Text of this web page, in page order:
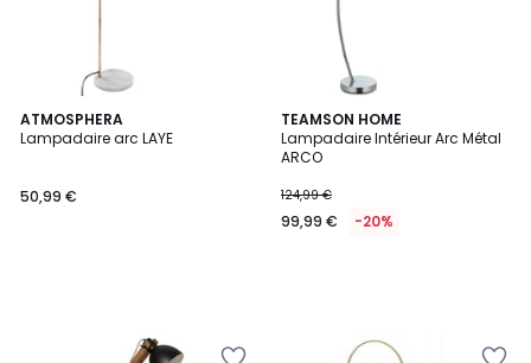
ATMOSPHERA
Lampadaire arc LAYE
50,99 €
TEAMSON HOME
Lampadaire Intérieur Arc Métal
ARCO
124,99 €
99,99 € -20%